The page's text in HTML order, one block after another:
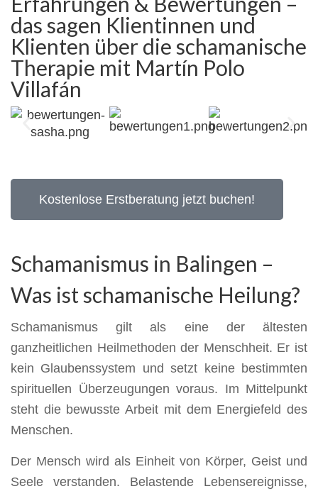
das sagen Klientinnen und
Klienten über die schamanische
Therapie mit Martín Polo
Villafán
Kostenlose Erstberatung jetzt buchen!
Schamanismus in Balingen –
Was ist schamanische Heilung?
Schamanismus gilt als eine der ältesten
ganzheitlichen Heilmethoden der Menschheit. Er ist
kein Glaubenssystem und setzt keine bestimmten
spirituellen Überzeugungen voraus. Im Mittelpunkt
steht die bewusste Arbeit mit dem Energiefeld des
Menschen.
Der Mensch wird als Einheit von Körper, Geist und
Seele verstanden. Belastende Lebensereignisse,